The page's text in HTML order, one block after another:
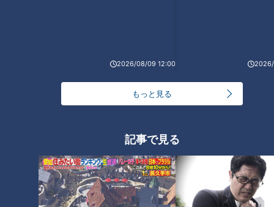
2026/08/09 12:00
もっと見る
記事で見る
「取りに行ったら、ガッと止まるんじゃなくて、右・左ってつ
石川選手にアドバイスを受けると…ドラゴンズの忍者 田中幹也
（石川選手）
「先にいっていました、私が基礎を教えるより先へ」
ポジションを変えて距離も長くなりますが…ショートバウンド